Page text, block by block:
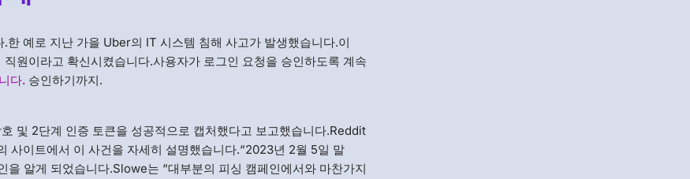
예로 지난 가을 Uber의 IT 시스템 침해 사고가 발생했습니다.이
원이라고 확신시켰습니다.사용자가 로그인 요청을 승인하도록 계속
다. 승인하기까지.
및 2단계 인증 토큰을 성공적으로 캡처했다고 보고했습니다.Reddit
이트에서 이 사건을 자세히 설명했습니다.“2023년 2월 5일 말
알게 되었습니다.Slowe는 “대부분의 피싱 캠페인에서와 마찬가지